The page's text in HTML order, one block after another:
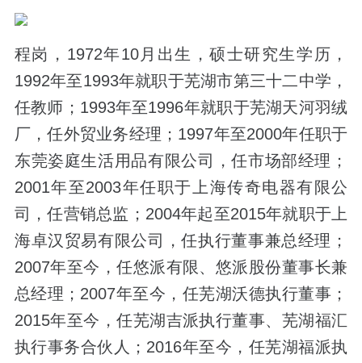
程岗，1972年10月出生，硕士研究生学历，
1992年至1993年就职于芜湖市第三十二中学，
任教师；1993年至1996年就职于芜湖天河羽绒
厂，任外贸业务经理；1997年至2000年任职于
东莞姿庭生活用品有限公司，任市场部经理；
2001年至2003年任职于上海传奇电器有限公
司，任营销总监；2004年起至2015年就职于上
海卓汉贸易有限公司，任执行董事兼总经理；
2007年至今，任悠派有限、悠派股份董事长兼
总经理；2007年至今，任芜湖沃德执行董事；
2015年至今，任芜湖吉派执行董事、芜湖福汇
执行事务合伙人；2016年至今，任芜湖福派执